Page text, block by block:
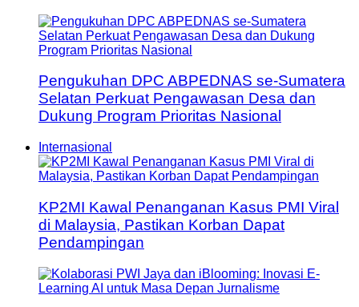
Pengukuhan DPC ABPEDNAS se-Sumatera
Selatan Perkuat Pengawasan Desa dan
Dukung Program Prioritas Nasional
Internasional
KP2MI Kawal Penanganan Kasus PMI Viral
di Malaysia, Pastikan Korban Dapat
Pendampingan